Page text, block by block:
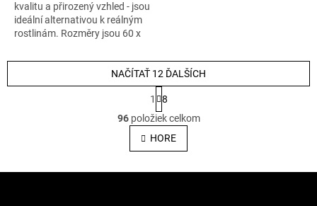
kvalitu a přirozený vzhled - jsou
ideální alternativou k reálným
rostlinám. Rozměry jsou 60 x
O
v
l
á
NAČÍTAŤ 12 ĎALŠÍCH
t
r
á
n
k
v
1
8
96položiek celkom
HORE